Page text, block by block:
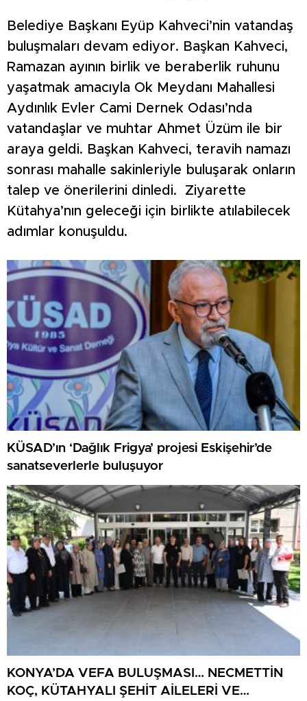
Belediye Başkanı Eyüp Kahveci’nin vatandaş
buluşmaları devam ediyor. Başkan Kahveci,
Ramazan ayının birlik ve beraberlik ruhunu
yaşatmak amacıyla Ok Meydanı Mahallesi
Aydınlık Evler Cami Dernek Odası’nda
vatandaşlar ve muhtar Ahmet Üzüm ile bir
araya geldi. Başkan Kahveci, teravih namazı
sonrası mahalle sakinleriyle buluşarak onların
talep ve önerilerini dinledi. Ziyarette
Kütahya’nın geleceği için birlikte atılabilecek
adımlar konuşuldu.
KÜSAD’ın ‘Dağlık Frigya’ projesi Eskişehir’de
sanatseverlerle buluşuyor
KONYA’DA VEFA BULUŞMASI… NECMETTİN
KOÇ, KÜTAHYALI ŞEHİT AİLELERİ VE